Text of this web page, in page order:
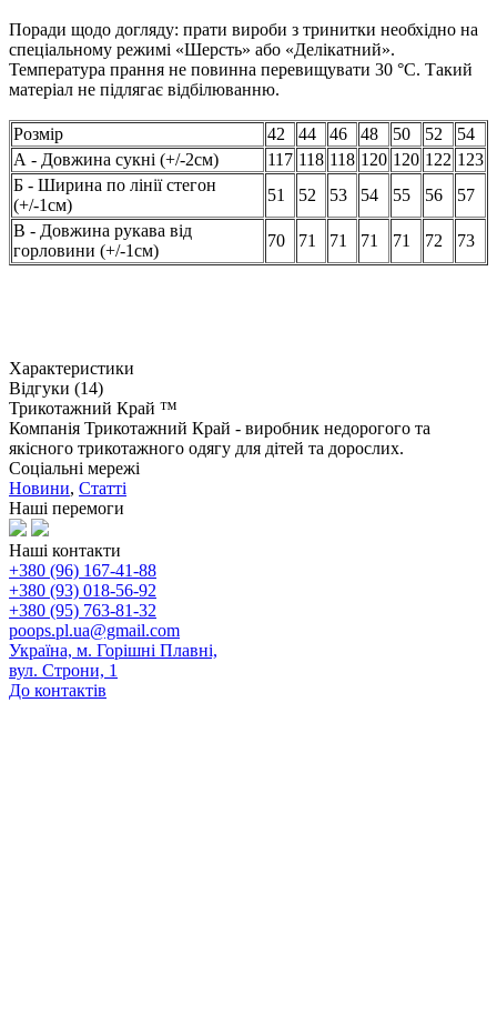
Поради щодо догляду: прати вироби з тринитки необхідно на
спеціальному режимі «Шерсть» або «Делікатний».
Температура прання не повинна перевищувати 30 °C. Такий
матеріал не підлягає відбілюванню.
Розмір 42 44 46 48 50 52
54
А - Довжина сукні (+/-2см)
117 118 118 120 120 122 123
Б - Ширина по лінії стегон
(+/-1см)
51 52 53 54 55 56
57
В - Довжина рукава від
горловини (+/-1см)
70 71 71 71 71 72 73
Характеристики
Відгуки (14)
Трикотажний Край ™
Компанія Трикотажний Край - виробник недорогого та
якісного трикотажного одягу для дітей та дорослих.
Соціальні мережі
Новини, Статті
Наші перемоги
Наші контакти
+380 (96) 167-41-88
+380 (93) 018-56-92
+380 (95) 763-81-32
poops.pl.ua@gmail.com
Україна, м. Горішні Плавні,
вул. Строни, 1
До контактів